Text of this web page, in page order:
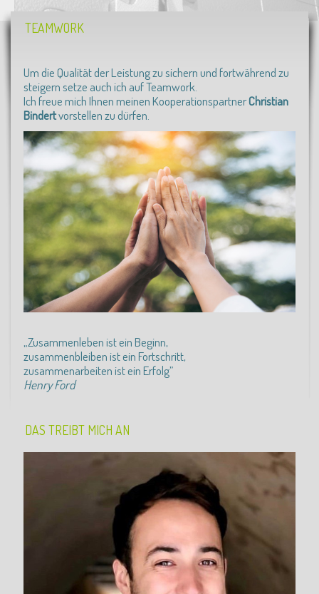
TEAMWORK
Um die Qualität der Leistung zu sichern und fortwährend zu
steigern setze auch ich auf Teamwork.
Ich freue mich Ihnen meinen KooperationspartnerChristian
Bindertvorstellen zu dürfen.
„Zusammenleben ist ein Beginn,
zusammenbleiben ist ein Fortschritt,
zusammenarbeiten ist ein Erfolg”
Henry Ford
DAS TREIBT MICH AN